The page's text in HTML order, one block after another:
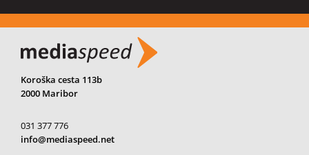
Koroška cesta 113b
2000 Maribor
031 377 776
info@mediaspeed.net